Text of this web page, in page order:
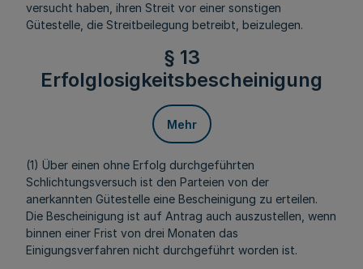
versucht haben, ihren Streit vor einer sonstigen
Gütestelle, die Streitbeilegung betreibt, beizulegen.
§ 13
Erfolglosigkeitsbescheinigung
Mehr
(1) Über einen ohne Erfolg durchgeführten
Schlichtungsversuch ist den Parteien von der
anerkannten Gütestelle eine Bescheinigung zu erteilen.
Die Bescheinigung ist auf Antrag auch auszustellen, wenn
binnen einer Frist von drei Monaten das
Einigungsverfahren nicht durchgeführt worden ist.